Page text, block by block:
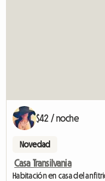
$42 / noche
Novedad
Casa Transilvania
Habitación en casa del